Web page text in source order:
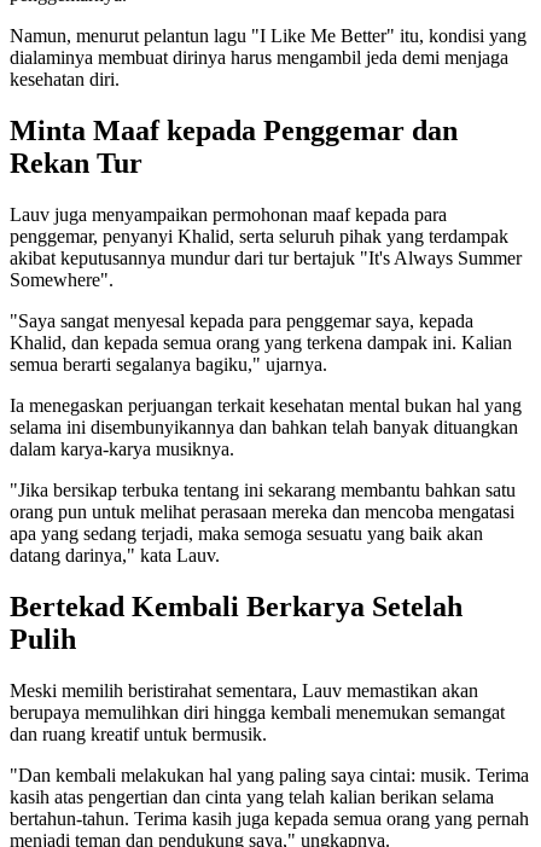
Namun, menurut pelantun lagu "I Like Me Better" itu, kondisi yang
dialaminya membuat dirinya harus mengambil jeda demi menjaga
kesehatan diri.
Minta Maaf kepada Penggemar dan
Rekan Tur
Lauv juga menyampaikan permohonan maaf kepada para
penggemar, penyanyi Khalid, serta seluruh pihak yang terdampak
akibat keputusannya mundur dari tur bertajuk "It's Always Summer
Somewhere".
"Saya sangat menyesal kepada para penggemar saya, kepada
Khalid, dan kepada semua orang yang terkena dampak ini. Kalian
semua berarti segalanya bagiku," ujarnya.
Ia menegaskan perjuangan terkait kesehatan mental bukan hal yang
selama ini disembunyikannya dan bahkan telah banyak dituangkan
dalam karya-karya musiknya.
"Jika bersikap terbuka tentang ini sekarang membantu bahkan satu
orang pun untuk melihat perasaan mereka dan mencoba mengatasi
apa yang sedang terjadi, maka semoga sesuatu yang baik akan
datang darinya," kata Lauv.
Bertekad Kembali Berkarya Setelah
Pulih
Meski memilih beristirahat sementara, Lauv memastikan akan
berupaya memulihkan diri hingga kembali menemukan semangat
dan ruang kreatif untuk bermusik.
"Dan kembali melakukan hal yang paling saya cintai: musik. Terima
kasih atas pengertian dan cinta yang telah kalian berikan selama
bertahun-tahun. Terima kasih juga kepada semua orang yang pernah
menjadi teman dan pendukung saya," ungkapnya.